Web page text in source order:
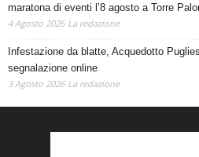
maratona di eventi l’8 agosto a Torre
4 Agosto 2026 La redazione
Infestazione da blatte, Acquedotto
segnalazione online
3 Agosto 2026 La redazione